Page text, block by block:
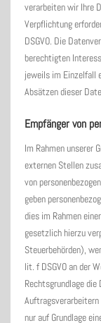
verarbeiten wir Ihre
Verpflichtung
DSGVO. Die
berechtigten
jeweils im Einzelfall
Absätzen dieser
Empfänger von
Im Rahmen unserer
externen Stellen
von
geben
dies im Rahmen
gesetzlich hierzu
Steuerbehörden),
lit. f DSGVO an der
Rechtsgrundlage
Auftragsverarbeitern
nur auf Grundlage